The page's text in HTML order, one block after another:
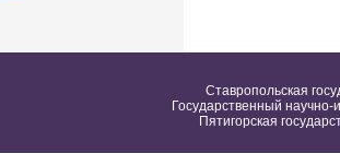
Ставропольская
Государственный научно-
Пятигорская